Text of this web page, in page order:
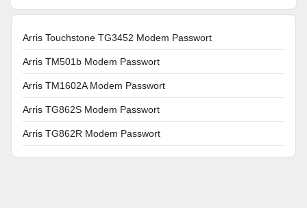
Arris Touchstone TG3452 Modem Passwort
Arris TM501b Modem Passwort
Arris TM1602A Modem Passwort
Arris TG862S Modem Passwort
Arris TG862R Modem Passwort